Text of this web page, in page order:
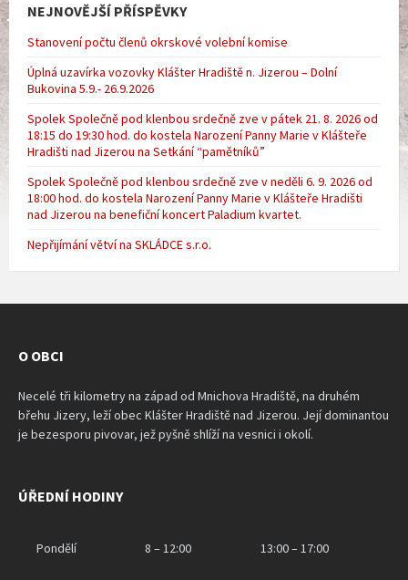
NEJNOVĚJŠÍ PŘÍSPĚVKY
Stanovení počtu členů okrskové volební komise
Úplná uzavírka vozovky Klášter Hradiště n. Jizerou – Dolní
Bukovina 5.9.- 26.9.2026
Spolek Společně pod klenbou srdečně zve v pátek 21. 8. 2026 od
18:15 do 19:30 hod. do kostela Narození Panny Marie v Klášteře
Hradišti nad Jizerou na Setkání “pamětníků”
Spolek Společně pod klenbou srdečně zve v neděli 6. 9. 2026 od
18:00 hod. do kostela Narození Panny Marie v Klášteře Hradišti
nad Jizerou na benefiční koncert Paladium kvartet.
Nepřijímání větví na SKLÁDCE s.r.o.
O OBCI
Necelé tři kilometry na západ od Mnichova Hradiště, na druhém
břehu Jizery, leží obec Klášter Hradiště nad Jizerou. Její dominantou
je bezesporu pivovar, jež pyšně shlíží na vesnici i okolí.
ÚŘEDNÍ HODINY
Pondělí 8 – 12:00 13:00 – 17:00